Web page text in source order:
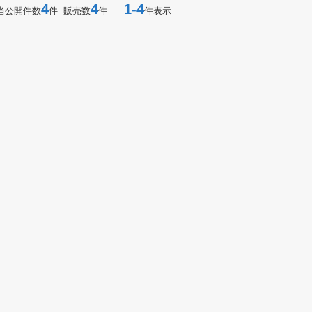
公開件数4件 販売数4件 1-4件表示